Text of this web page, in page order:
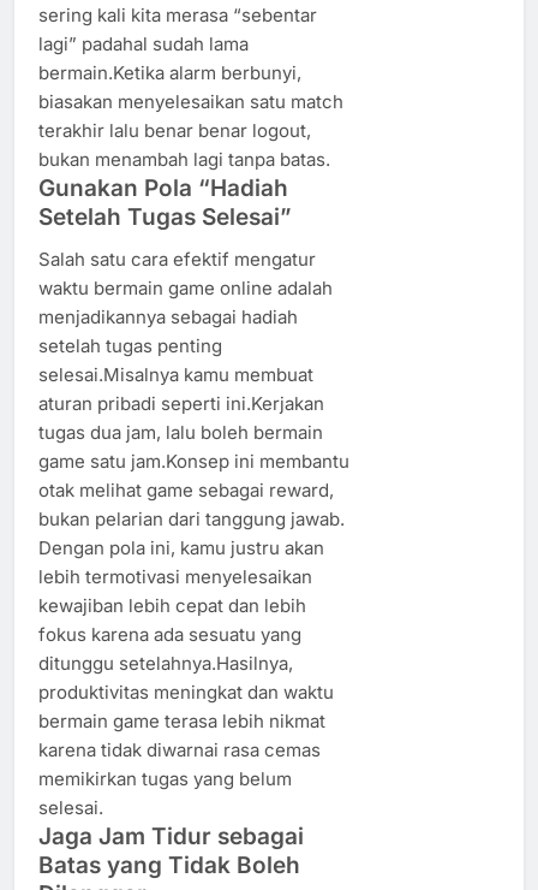
sering kali kita merasa “sebentar
lagi” padahal sudah lama
bermain.Ketika alarm berbunyi,
biasakan menyelesaikan satu match
terakhir lalu benar benar logout,
bukan menambah lagi tanpa batas.
Gunakan Pola “Hadiah
Setelah Tugas Selesai”
Salah satu cara efektif mengatur
waktu bermain game online adalah
menjadikannya sebagai hadiah
setelah tugas penting
selesai.Misalnya kamu membuat
aturan pribadi seperti ini.Kerjakan
tugas dua jam, lalu boleh bermain
game satu jam.Konsep ini membantu
otak melihat game sebagai reward,
bukan pelarian dari tanggung jawab.
Dengan pola ini, kamu justru akan
lebih termotivasi menyelesaikan
kewajiban lebih cepat dan lebih
fokus karena ada sesuatu yang
ditunggu setelahnya.Hasilnya,
produktivitas meningkat dan waktu
bermain game terasa lebih nikmat
karena tidak diwarnai rasa cemas
memikirkan tugas yang belum
selesai.
Jaga Jam Tidur sebagai
Batas yang Tidak Boleh